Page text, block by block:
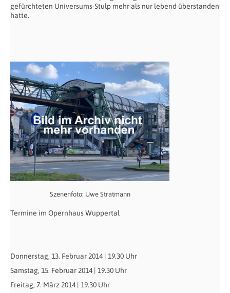
gefürchteten Universums-Stulp mehr als nur lebend überstanden
hatte.
Szenenfoto: Uwe Stratmann
Termine im Opernhaus Wuppertal
Donnerstag, 13. Februar 2014 | 19.30 Uhr
Samstag, 15. Februar 2014 | 19.30 Uhr
Freitag, 7. März 2014 | 19.30 Uhr